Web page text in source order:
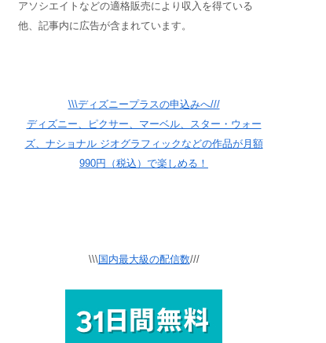
アソシエイトなどの適格販売により収入を得ている
他、記事内に広告が含まれています。
\\\ディズニープラスの申込みへ///
ディズニー、ピクサー、マーベル、スター・ウォー
ズ、ナショナル ジオグラフィックなどの作品が月額
990円（税込）で楽しめる！
\\\国内最大級の配信数///